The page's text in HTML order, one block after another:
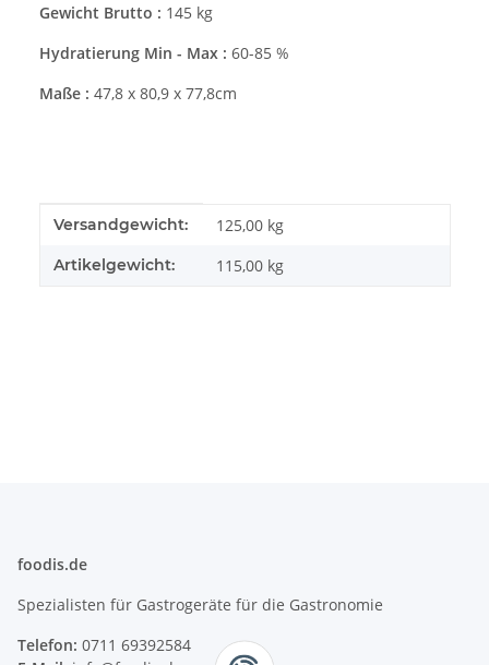
Gewicht Brutto : 145 kg
Hydratierung Min - Max : 60-85 %
Maße : 47,8 x 80,9 x 77,8cm
Produkteigenschaft
Wert
Versandgewicht: 125,00 kg
Artikelgewicht: 115,00 kg
foodis.de
Spezialisten für Gastrogeräte für die Gastronomie
Telefon: 0711 69392584